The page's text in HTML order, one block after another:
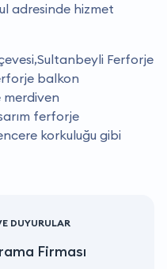
adresinde hizmet
Ferforje
balkon
merdiven
ferforje
korkuluğu gibi
DUYURULAR
Firması